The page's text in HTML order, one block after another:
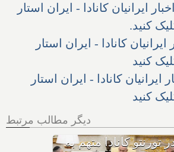
ایرانیان کانادا - ایران استار
کنید.
ایرانیان کانادا - ایران استار
کنید
ایرانیان کانادا - ایران استار
کنید
دیگر مطالب مرتبطحکم بازداشت، چگونه
نتانیاهو از فراز کانادا